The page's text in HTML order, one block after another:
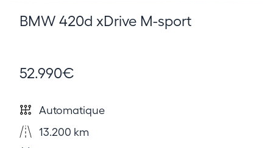
BMW 420d xDrive M-sport
52.990€
Automatique
13.200 km